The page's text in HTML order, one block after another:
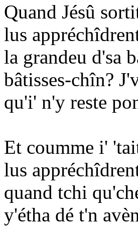
Quand Jésû
lus
la grandeu d'sa
bâtisses-chîn?
qu'i' n'y reste
Et coumme i'
lus
quand tchi
y'étha dé t'n